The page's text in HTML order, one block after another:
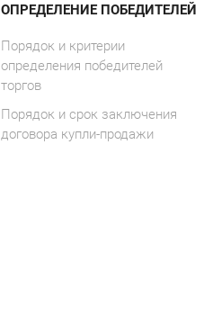
ОПРЕДЕЛЕНИЕ ПОБЕДИТЕЛЕЙ
Порядок и критерии
определения победителей
торгов
Порядок и срок заключения
договора купли-продажи